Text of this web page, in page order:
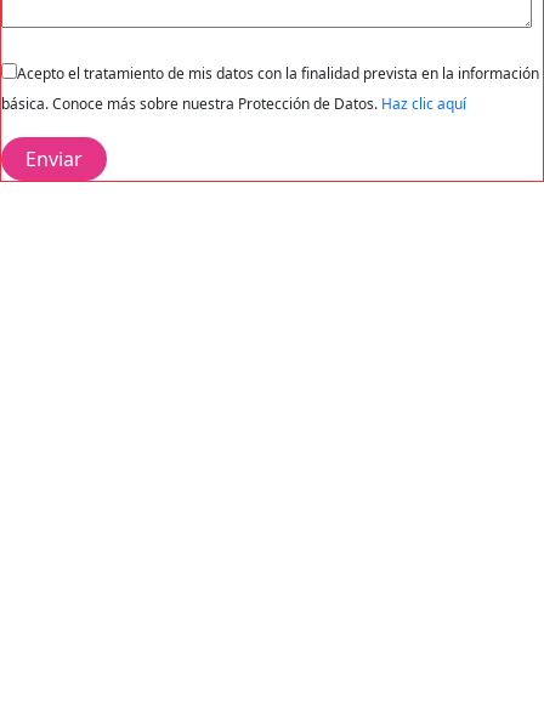
Acepto el tratamiento de mis datos con la finalidad prevista en la información
básica. Conoce más sobre nuestra Protección de Datos. Haz clic aquí